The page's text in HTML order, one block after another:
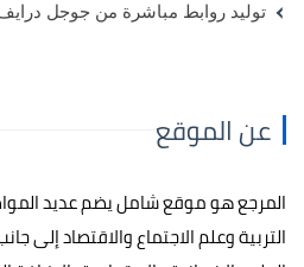
توليد روابط مباشرة من جوجل
عن الموقع
المرجع هو موقع شامل يضم عديد
التربية وعلم الاجتماع والاقتصاد